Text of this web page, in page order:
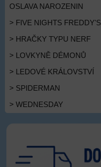
OSLAVA NAROZENIN
> FIVE NIGHTS FREDDY'S
> HRAČKY TYPU NERF
> LOVKYNĚ DÉMONŮ
> LEDOVÉ KRÁLOVSTVÍ
> SPIDERMAN
> WEDNESDAY